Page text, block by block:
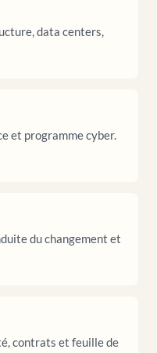
data centers,
et programme cyber.
du changement et
contrats et feuille de